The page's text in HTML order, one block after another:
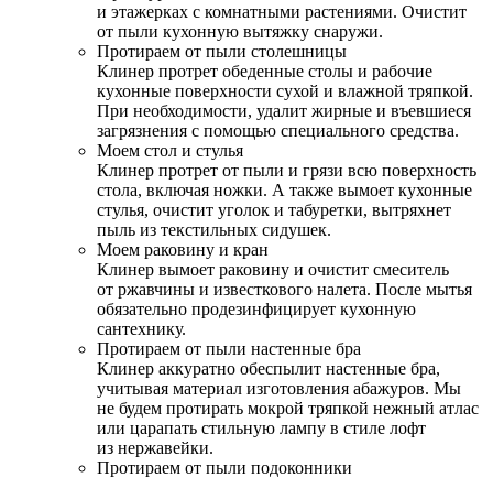
и этажерках с комнатными растениями. Очистит
от пыли кухонную вытяжку снаружи.
Протираем от пыли столешницы
Клинер протрет обеденные столы и рабочие
кухонные поверхности сухой и влажной тряпкой.
При необходимости, удалит жирные и въевшиеся
загрязнения с помощью специального средства.
Моем стол и стулья
Клинер протрет от пыли и грязи всю поверхность
стола, включая ножки. А также вымоет кухонные
стулья, очистит уголок и табуретки, вытряхнет
пыль из текстильных сидушек.
Моем раковину и кран
Клинер вымоет раковину и очистит смеситель
от ржавчины и известкового налета. После мытья
обязательно продезинфицирует кухонную
сантехнику.
Протираем от пыли настенные бра
Клинер аккуратно обеспылит настенные бра,
учитывая материал изготовления абажуров. Мы
не будем протирать мокрой тряпкой нежный атлас
или царапать стильную лампу в стиле лофт
из нержавейки.
Протираем от пыли подоконники